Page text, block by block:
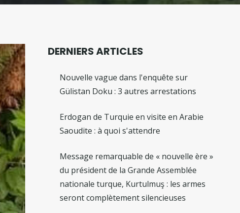
DERNIERS ARTICLES
Nouvelle vague dans l'enquête sur
Gülistan Doku : 3 autres arrestations
Erdogan de Turquie en visite en Arabie
Saoudite : à quoi s'attendre
Message remarquable de « nouvelle ère »
du président de la Grande Assemblée
nationale turque, Kurtulmuş : les armes
seront complètement silencieuses